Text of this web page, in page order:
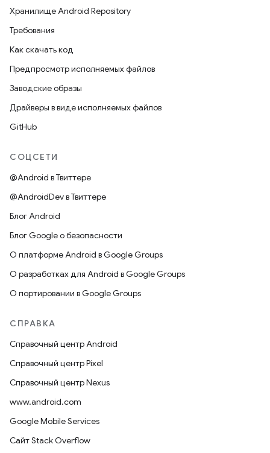
Хранилище Android Repository
Требования
Как скачать код
Предпросмотр исполняемых файлов
Заводские образы
Драйверы в виде исполняемых файлов
GitHub
СОЦСЕТИ
@Android в Твиттере
@AndroidDev в Твиттере
Блог Android
Блог Google о безопасности
О платформе Android в Google Groups
О разработках для Android в Google Groups
О портировании в Google Groups
СПРАВКА
Справочный центр Android
Справочный центр Pixel
Справочный центр Nexus
www.android.com
Google Mobile Services
Сайт Stack Overflow